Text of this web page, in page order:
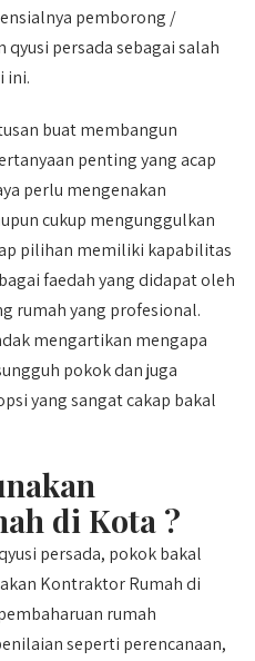
pemborong /
persada sebagai salah
ini.
buat membangun
penting yang acap
perlu mengenakan
cukup mengunggulkan
pilihan memiliki kapabilitas
faedah yang didapat oleh
rumah yang profesional.
mengartikan mengapa
pokok dan juga
yang sangat cakap bakal
di Kota ?
persada, pokok bakal
Kontraktor Rumah di
rumah
seperti perencanaan,